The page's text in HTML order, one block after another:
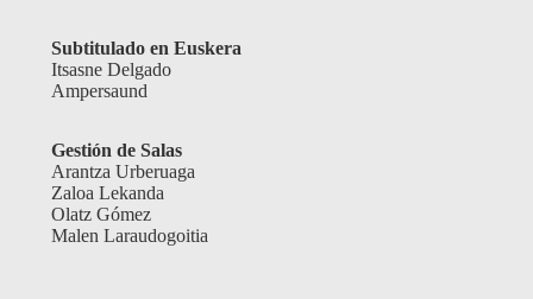
Subtitulado en Euskera
Itsasne Delgado
Ampersaund
Gestión de Salas
Arantza Urberuaga
Zaloa Lekanda
Olatz Gómez
Malen Laraudogoitia